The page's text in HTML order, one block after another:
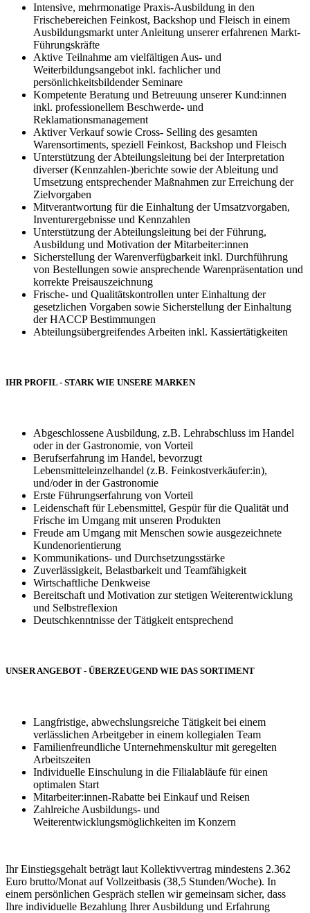
Intensive, mehrmonatige Praxis-Ausbildung in den
Frischebereichen Feinkost, Backshop und Fleisch in einem
Ausbildungsmarkt unter Anleitung unserer erfahrenen Markt-
Führungskräfte
Aktive Teilnahme am vielfältigen Aus- und
Weiterbildungsangebot inkl. fachlicher und
persönlichkeitsbildender Seminare
Kompetente Beratung und Betreuung unserer Kund:innen
inkl. professionellem Beschwerde- und
Reklamationsmanagement
Aktiver Verkauf sowie Cross- Selling des gesamten
Warensortiments, speziell Feinkost, Backshop und Fleisch
Unterstützung der Abteilungsleitung bei der Interpretation
diverser (Kennzahlen-)berichte sowie der Ableitung und
Umsetzung entsprechender Maßnahmen zur Erreichung der
Zielvorgaben
Mitverantwortung für die Einhaltung der Umsatzvorgaben,
Inventurergebnisse und Kennzahlen
Unterstützung der Abteilungsleitung bei der Führung,
Ausbildung und Motivation der Mitarbeiter:innen
Sicherstellung der Warenverfügbarkeit inkl. Durchführung
von Bestellungen sowie ansprechende Warenpräsentation und
korrekte Preisauszeichnung
Frische- und Qualitätskontrollen unter Einhaltung der
gesetzlichen Vorgaben sowie Sicherstellung der Einhaltung
der HACCP Bestimmungen
Abteilungsübergreifendes Arbeiten inkl. Kassiertätigkeiten
IHR PROFIL - STARK WIE UNSERE MARKEN
Abgeschlossene Ausbildung, z.B. Lehrabschluss im Handel
oder in der Gastronomie, von Vorteil
Berufserfahrung im Handel, bevorzugt
Lebensmitteleinzelhandel (z.B. Feinkostverkäufer:in),
und/oder in der Gastronomie
Erste Führungserfahrung von Vorteil
Leidenschaft für Lebensmittel, Gespür für die Qualität und
Frische im Umgang mit unseren Produkten
Freude am Umgang mit Menschen sowie ausgezeichnete
Kundenorientierung
Kommunikations- und Durchsetzungsstärke
Zuverlässigkeit, Belastbarkeit und Teamfähigkeit
Wirtschaftliche Denkweise
Bereitschaft und Motivation zur stetigen Weiterentwicklung
und Selbstreflexion
Deutschkenntnisse der Tätigkeit entsprechend
UNSER ANGEBOT - ÜBERZEUGEND WIE DAS SORTIMENT
Langfristige, abwechslungsreiche Tätigkeit bei einem
verlässlichen Arbeitgeber in einem kollegialen Team
Familienfreundliche Unternehmenskultur mit geregelten
Arbeitszeiten
Individuelle Einschulung in die Filialabläufe für einen
optimalen Start
Mitarbeiter:innen-Rabatte bei Einkauf und Reisen
Zahlreiche Ausbildungs- und
Weiterentwicklungsmöglichkeiten im Konzern
Ihr Einstiegsgehalt beträgt laut Kollektivvertrag mindestens 2.362
Euro brutto/Monat auf Vollzeitbasis (38,5 Stunden/Woche). In
einem persönlichen Gespräch stellen wir gemeinsam sicher, dass
Ihre individuelle Bezahlung Ihrer Ausbildung und Erfahrung